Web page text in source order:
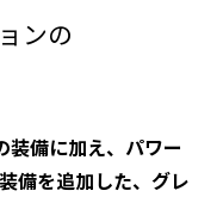
ンの
装備に加え、パワー
備を追加した、グレ